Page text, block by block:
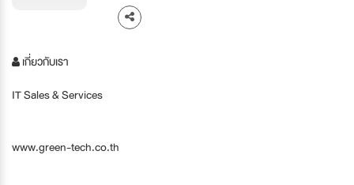
เกี่ยวกับเรา
IT Sales & Services
www.green-tech.co.th